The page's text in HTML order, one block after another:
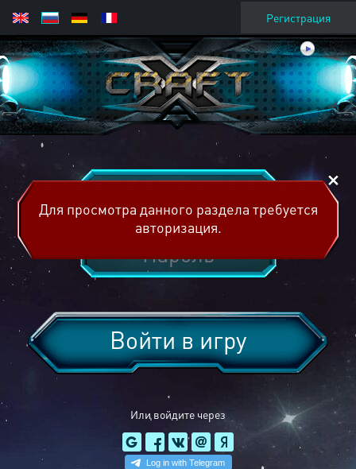
Регистрация
Или войдите через
Войти в игру
Для просмотра данного раздела требуется
авторизация.